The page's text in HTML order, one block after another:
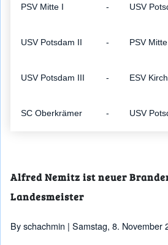
PSV Mitte I - USV
USV Potsdam II - PSV
USV Potsdam III - ESV
SC Oberkrämer - USV
Alfred Nemitz ist neuer
Landesmeister
Byschachmin | Samstag, 8. November